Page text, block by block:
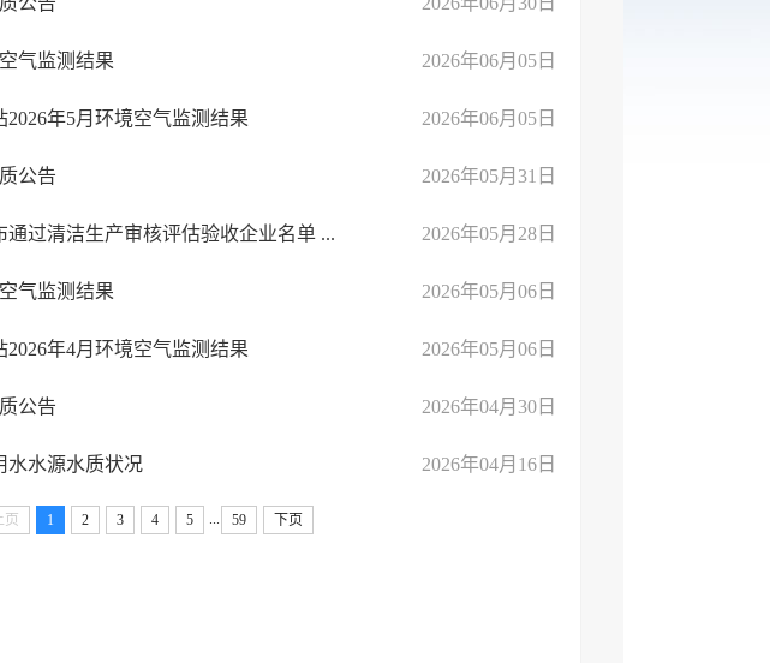
气监测结果 2026年06月05日
年5月环境空气监测结果 2026年06月05日
公告 2026年05月31日
过清洁生产审核评估验收企业名单 ... 2026年05月28日
气监测结果 2026年05月06日
年4月环境空气监测结果 2026年05月06日
公告 2026年04月30日
水水源水质状况 2026年04月16日
页 1 2 3 4 5 59 下页